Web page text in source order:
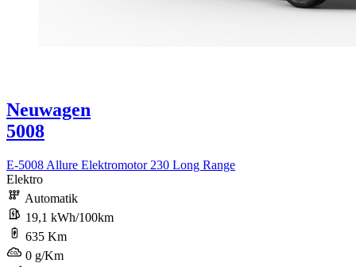
Neuwagen
5008
E-5008 Allure Elektromotor 230 Long Range
Elektro
Automatik
19,1 kWh/100km
635 Km
0 g/Km